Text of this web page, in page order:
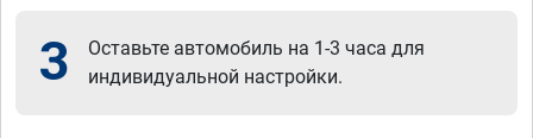
3
Оставьте автомобиль на 1-3 часа для
индивидуальной настройки.